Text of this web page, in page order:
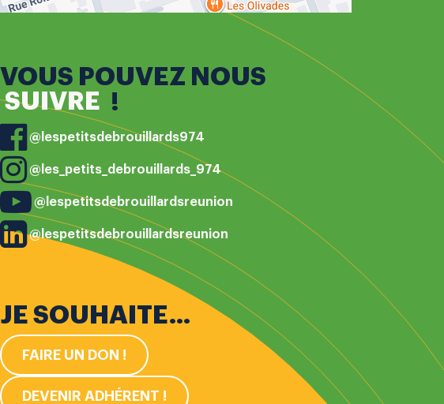
VOUS POUVEZ NOUS
SUIVRE !
@lespetitsdebrouillards974
@les_petits_debrouillards_974
@lespetitsdebrouillardsreunion
@lespetitsdebrouillardsreunion
JE SOUHAITE…
FAIRE UN DON !
DEVENIR ADHÉRENT !